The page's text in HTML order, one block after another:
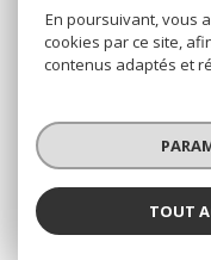
SE
En poursuivant, vous
cookies par ce site,
contenus adaptés et
TOUT